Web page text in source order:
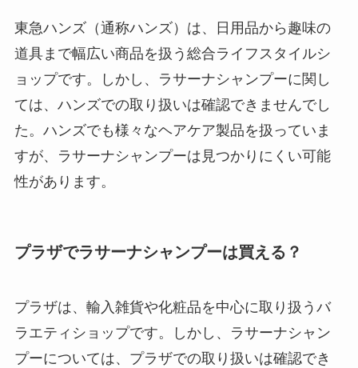
東急ハンズ（通称ハンズ）は、日用品から趣味の
道具まで幅広い商品を扱う総合ライフスタイルシ
ョップです。しかし、ラサーナシャンプーに関し
ては、ハンズでの取り扱いは確認できませんでし
た 。ハンズでも様々なヘアケア製品を扱っていま
すが、ラサーナシャンプーは見つかりにくい可能
性があります。
プラザでラサーナシャンプーは買える？
プラザは、輸入雑貨や化粧品を中心に取り扱うバ
ラエティショップです。しかし、ラサーナシャン
プーについては、プラザでの取り扱いは確認でき